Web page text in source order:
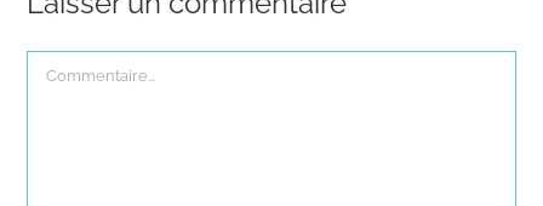
Commentaire